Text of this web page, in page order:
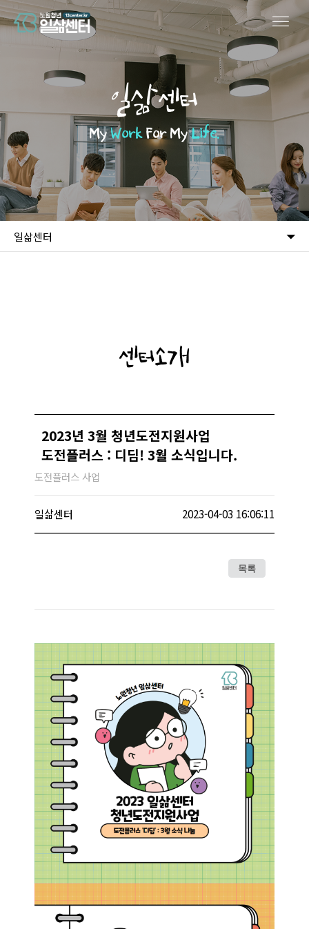
일삶센터
MyWorkFor MyLife.
일삶센터
센터소개
2023년 3월 청년도전지원사업
도전플러스 : 디딤! 3월 소식입니다.
도전플러스 사업
일삶센터 2023-04-03 16:06:11
목록